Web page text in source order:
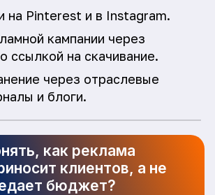
на Pinterest и в Instagram.
кампании через
ссылкой на скачивание.
через отраслевые
и блоги.
как реклама
клиентов, а не
бюджет?